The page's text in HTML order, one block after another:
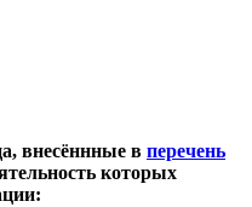
внесённные в перечень
которых